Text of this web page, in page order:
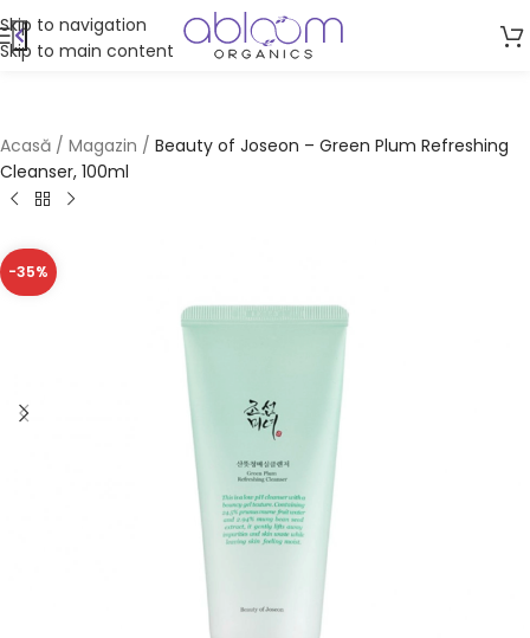
Skip to navigation
Skip to main content
Acasă / Magazin / Beauty of Joseon – Green Plum Refreshing
Cleanser, 100ml
-35%